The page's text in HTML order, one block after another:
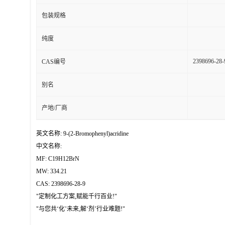
包装规格
纯度
CAS编号 2398696-28-
别名
产地/厂商
英文名称: 9-(2-Bromophenyl)acridine
中文名称:
MF: C19H12BrN
MW: 334.21
CAS: 2398696-28-9
"定制化工方案,赋能千行百业!"
"与您共‘化’未来,解‘剂’行业难题!"